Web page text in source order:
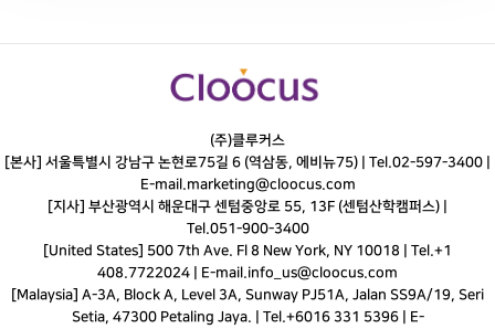
(주)클루커스
[본사] 서울특별시 강남구 논현로75길 6 (역삼동, 에비뉴75) | Tel.02-597-3400
E-mail. marketing@cloocus.com
[지사] 부산광역시 해운대구 센텀중앙로 55, 13F (센텀산학캠퍼스) |
Tel. 051-900-3400
[United States] 500 7th Ave. Fl 8 New York, NY 10018 | Tel.+1
408.7722024 | E-mail. info_us@cloocus.com
[Malaysia] A-3A, Block A, Level 3A, Sunway PJ51A, Jalan SS9A/19, Seri
Setia, 47300 Petaling Jaya. | Tel.+6016 331 5396 | E-